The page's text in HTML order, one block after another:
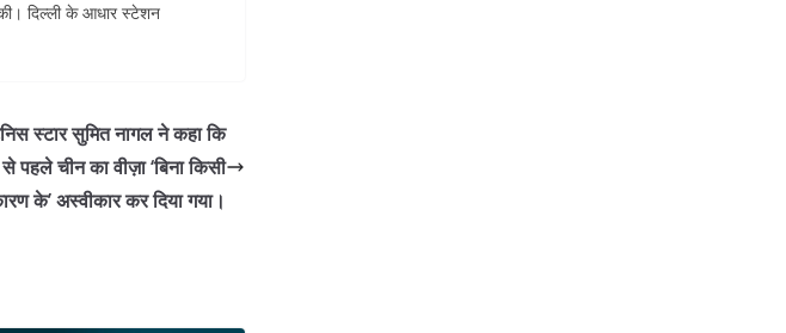
दिल्ली के आधार स्टेशन
स्टार सुमित नागल ने कहा कि
चीन का वीज़ा ‘बिना किसी
के’ अस्वीकार कर दिया गया।